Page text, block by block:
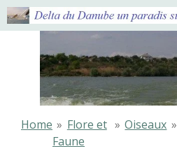
Ga
direct
hoofdinhoud
Home » Flore et
Faune
» Oiseaux »